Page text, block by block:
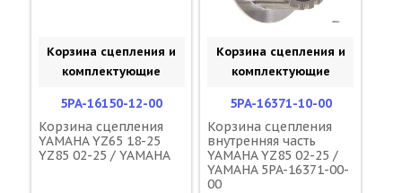
Корзина сцепления и
комплектующие
5PA-16150-12-00
Корзина сцепления
YAMAHA YZ65 18-25
YZ85 02-25 / YAMAHA
Корзина сцепления и
комплектующие
5PA-16371-10-00
Корзина сцепления
внутренняя часть
YAMAHA YZ85 02-25 /
YAMAHA 5PA-16371-00-
00